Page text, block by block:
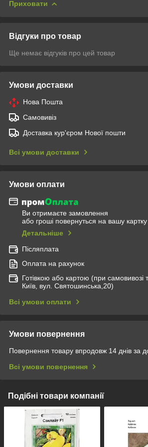
Приховати
Відгуки про товар
Ще немає відгуків про цей товар
Умови доставки
Нова Пошта
Самовивіз
Доставка кур'єром Нової пошти
Всі умови доставки
Умови оплати
Ви отримаєте замовлення
або гроші повернуться на вашу картку
Детальніше
Післяплата
Оплата на рахунок
Готівкою або картою (при самовивозі
Київ, вул. Святошинська,20)
Всі умови оплати
Умови повернення
Повернення товару впродовж 14 днів за
Всі умови повернення
Подібні товари компанії